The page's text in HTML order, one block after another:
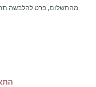
מהתשלום, פרט להלבשה